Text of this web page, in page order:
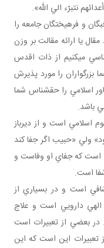
نتبرّء الي الله».
و فرهيختگان جامعه را
مقال يا ارائه مقالت بر وزن
مي کنيم از ذات اقدس
بزرگواران را مورد پذيرش
اسلامي را حق شناس شما
باشد.
اسلامي است و از ديرباز
ولي «حبيب اگر جفا کند
است که جفاي او وفاست و
است.
است و در بسياري از
دارويي است و علاج
در بعضي از تعبيرات است
اين است که اين